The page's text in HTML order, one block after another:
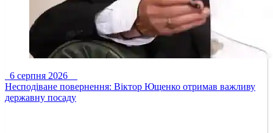
6 серпня 2026
Несподіване повернення: Віктор Ющенко отримав важливу
державну посаду